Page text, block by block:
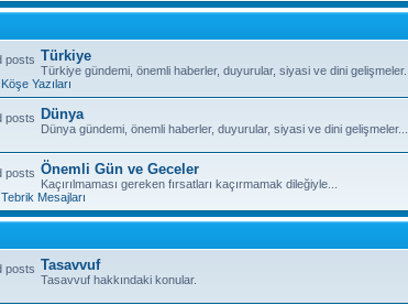
Türkiye
Türkiye gündemi, önemli haberler, duyurular, siyasi ve dini gelişmeler...
Köşe Yazıları
Dünya
Dünya gündemi, önemli haberler, duyurular, siyasi ve dini gelişmeler...
Önemli Gün ve Geceler
Kaçırılmaması gereken fırsatları kaçırmamak dileğiyle...
Tebrik Mesajları
Tasavvuf
Tasavvuf hakkındaki konular.